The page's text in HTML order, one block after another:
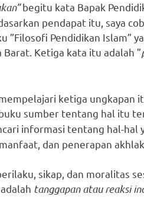
begitu kata Bapak
pendapat itu, saya
”Filosofi Pendidikan Islam”
Ketiga kata itu adalah ”
ketiga ungkapan
sumber tentang hal itu
informasi tentang hal-hal
dan penerapan
sikap, dan moralitas
tanggapan atau reaksi